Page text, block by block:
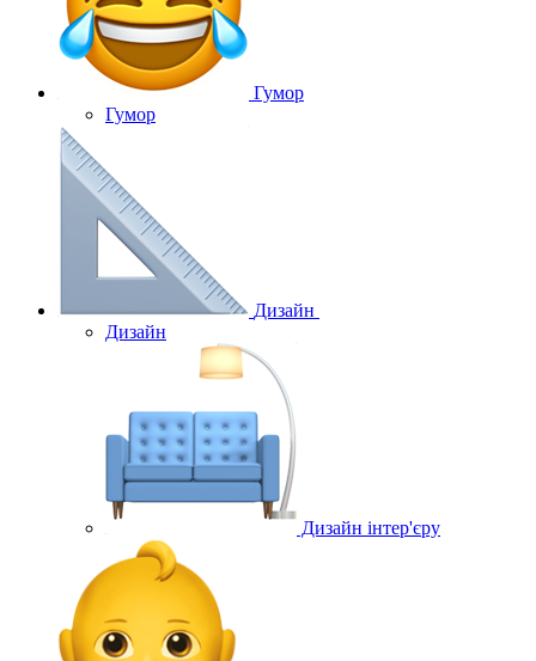
Гумор
Гумор
Дизайн
Дизайн
Дизайн інтер'єру